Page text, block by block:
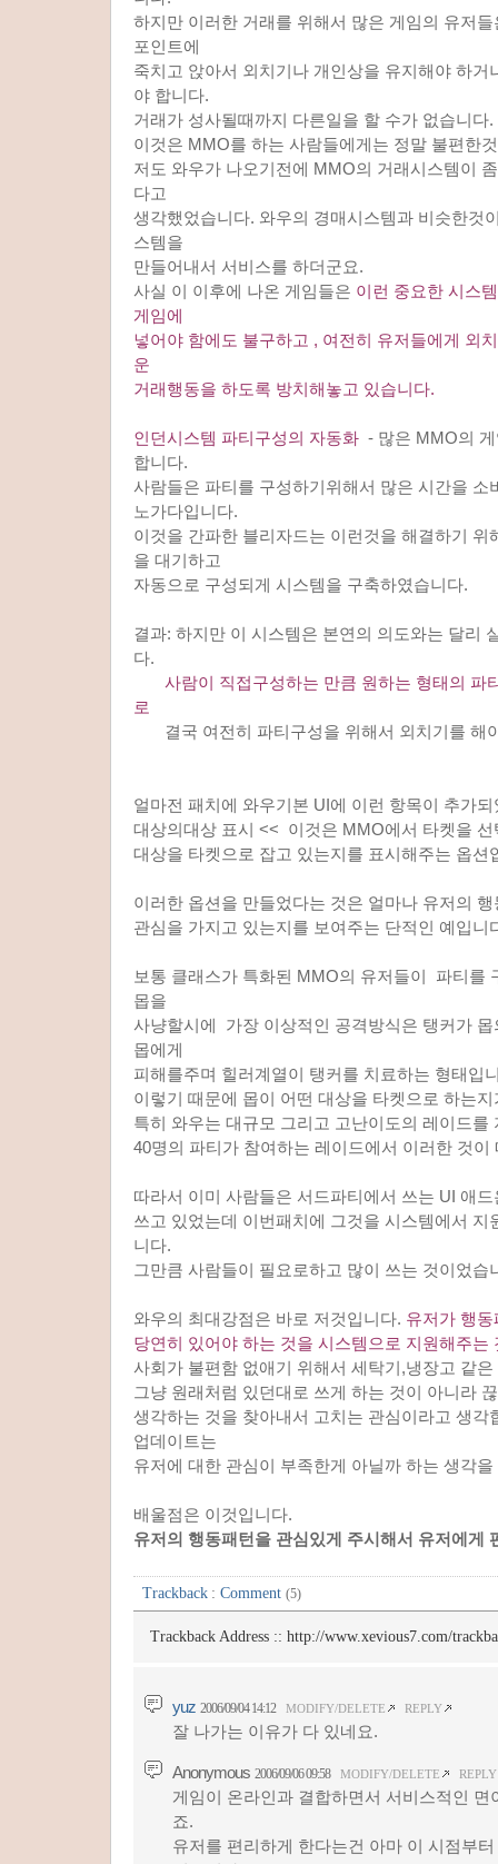
하지만 이러한 거래를 위해서 많은 게임의 유저
포인트에
죽치고 앉아서 외치기나 개인상을 유지해야 하거
야 합니다.
거래가 성사될때까지 다른일을 할 수가 없습니다.
이것은 MMO를 하는 사람들에게는 정말 불편한
저도 와우가 나오기전에 MMO의 거래시스템이
다고
생각했었습니다. 와우의 경매시스템과 비슷한것
스템을
만들어내서 서비스를 하더군요.
사실 이 이후에 나온 게임들은 이런 중요한 시스
게임에
넣어야 함에도 불구하고 , 여전히 유저들에게 외
운
거래행동을 하도록 방치해놓고 있습니다.
인던시스템 파티구성의 자동화 - 많은 MMO의
합니다.
사람들은 파티를 구성하기위해서 많은 시간을 소
노가다입니다.
이것을 간파한 블리자드는 이런것을 해결하기 위
을 대기하고
자동으로 구성되게 시스템을 구축하였습니다.
결과: 하지만 이 시스템은 본연의 의도와는 달리
다.
사람이 직접구성하는 만큼 원하는 형태의 파
로
결국 여전히 파티구성을 위해서 외치기를 해
얼마전 패치에 와우기본 UI에 이런 항목이 추가
대상의대상 표시 << 이것은 MMO에서 타켓을
대상을 타켓으로 잡고 있는지를 표시해주는 옵션
이러한 옵션을 만들었다는 것은 얼마나 유저의
관심을 가지고 있는지를 보여주는 단적인 예입니
보통 클래스가 특화된 MMO의 유저들이 파티를
몹을
사냥할시에 가장 이상적인 공격방식은 탱커가
몹에게
피해를주며 힐러계열이 탱커를 치료하는 형태입
이렇기 때문에 몹이 어떤 대상을 타켓으로 하는
특히 와우는 대규모 그리고 고난이도의 레이드를
40명의 파티가 참여하는 레이드에서 이러한 것이
따라서 이미 사람들은 서드파티에서 쓰는 UI 애
쓰고 있었는데 이번패치에 그것을 시스템에서 지
니다.
그만큼 사람들이 필요로하고 많이 쓰는 것이었습
와우의 최대강점은 바로 저것입니다. 유저가 행
당연히 있어야 하는 것을 시스템으로 지원해주는
사회가 불편함 없애기 위해서 세탁기,냉장고 같
그냥 원래처럼 있던대로 쓰게 하는 것이 아니라
생각하는 것을 찾아내서 고치는 관심이라고 생각
업데이트는
유저에 대한 관심이 부족한게 아닐까 하는 생각
배울점은 이것입니다.
유저의 행동패턴을 관심있게 주시해서 유저에게
Trackback : Comment (5)
Trackback Address :: http://www.xevious7.com/
yuz 2006/09/04 14:12 MODIFY/DELETE REPLY
잘 나가는 이유가 다 있네요.
Anonymous 2006/09/06 09:58 MODIFY/DELETE REPLY
게임이 온라인과 결합하면서 서비스적인 면
죠.
유저를 편리하게 한다는건 아마 이 시점부